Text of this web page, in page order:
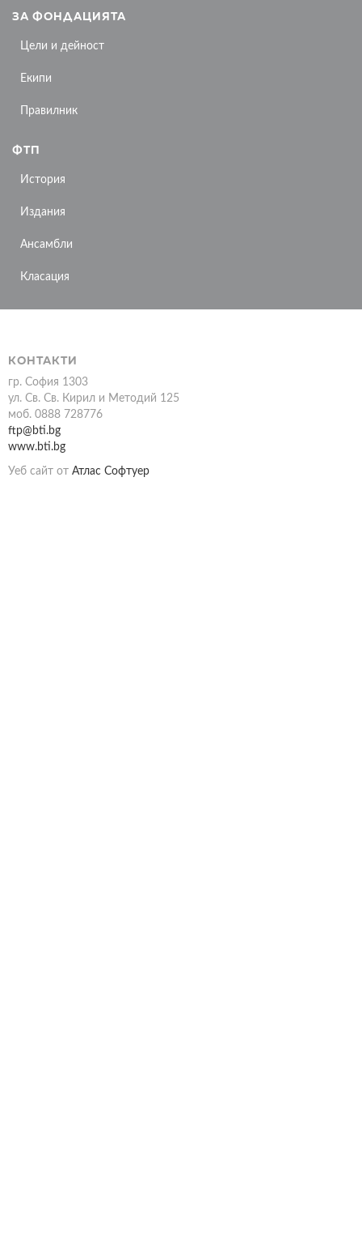
ЗА ФОНДАЦИЯТА
Цели и дейност
Екипи
Правилник
ФТП
История
Издания
Ансамбли
Класация
КОНТАКТИ
гр. София 1303
ул. Св. Св. Кирил и Методий 125
моб. 0888 728776
ftp@bti.bg
www.bti.bg
Уеб сайт от Атлас Софтуер